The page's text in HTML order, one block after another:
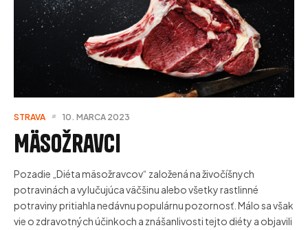
STRAVA 10. MARCA 2023
Mäsožravci
Pozadie „Diéta mäsožravcov“ založená na živočíšnych
potravinách a vylučujúca väčšinu alebo všetky rastlinné
potraviny pritiahla nedávnu populárnu pozornosť. Málo sa však
vie o zdravotných účinkoch a znášanlivosti tejto diéty a objavili